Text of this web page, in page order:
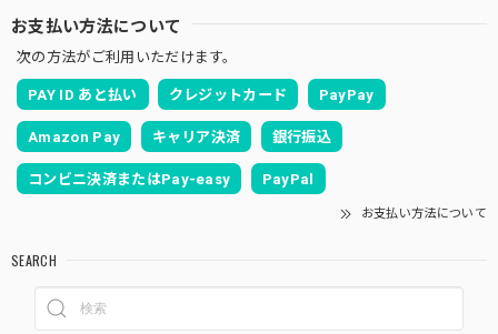
お支払い方法について
次の方法がご利用いただけます。
PAY ID あと払い クレジットカード PayPay
Amazon Pay キャリア決済 銀行振込
コンビニ決済またはPay-easy PayPal
お支払い方法について
SEARCH